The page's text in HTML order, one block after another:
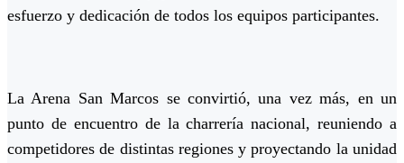
esfuerzo y dedicación de todos los equipos participantes.
La Arena San Marcos se convirtió, una vez más, en un
punto de encuentro de la charrería nacional, reuniendo a
competidores de distintas regiones y proyectando la unidad